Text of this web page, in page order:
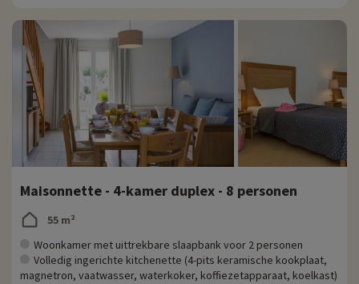
Maisonnette - 4-kamer duplex - 8 personen
55 m²
Woonkamer met uittrekbare slaapbank voor 2 personen
Volledig ingerichte kitchenette (4-pits keramische kookplaat,
magnetron, vaatwasser, waterkoker, koffiezetapparaat, koelkast)